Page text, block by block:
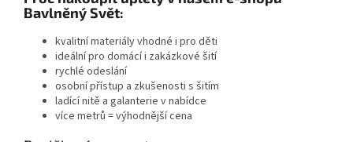
Bavlněný Svět:
kvalitní materiály vhodné i pro děti
ideální pro domácí i zakázkové šití
rychlé odeslání
osobní přístup a zkušenosti s šitím
ladící nitě a galanterie v nabídce
více metrů = výhodnější cena